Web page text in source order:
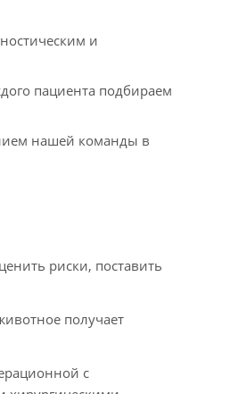
и
пациента подбираем
нашей команды в
риски, поставить
получает
с